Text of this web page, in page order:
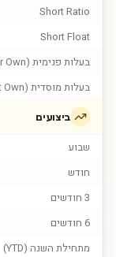
Short Ratio
Short Float
בעלות פנימית (Insider Own)
בעלות מוסדית (Inst Own)
ביצועים
שבוע
חודש
3 חודשים
6 חודשים
מתחילת השנה (YTD)